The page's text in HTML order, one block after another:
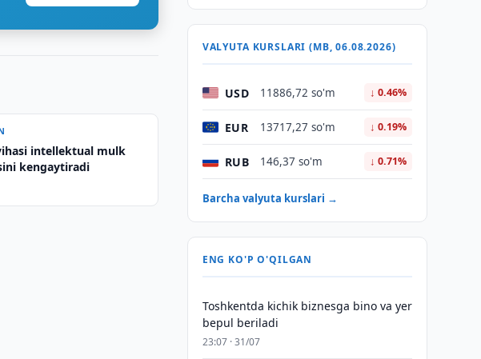
intellektual mulk
kengaytiradi
VALYUTA KURSLARI (MB, 06.08.2026)
USD 11886,72 so'm ↓ 0.46%
EUR 13717,27 so'm ↓ 0.19%
RUB 146,37 so'm ↓ 0.71%
Barcha valyuta kurslari →
ENG KO'P O'QILGAN
Toshkentda kichik biznesga bino va yer
bepul beriladi
23:07 · 31/07